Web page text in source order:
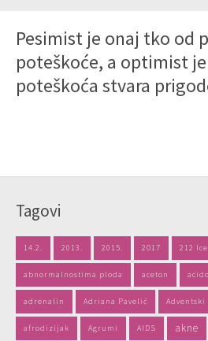
Pesimist je onaj tko od
poteškoće, a optimist
poteškoća stvara
Tagovi
14.2. 2013. 2015. 2017 212 Ice
abnormalnostima ploda aceton
adrenalin Adriana Pavelić Adventski
afrodizijak Agrumi AIDS akne